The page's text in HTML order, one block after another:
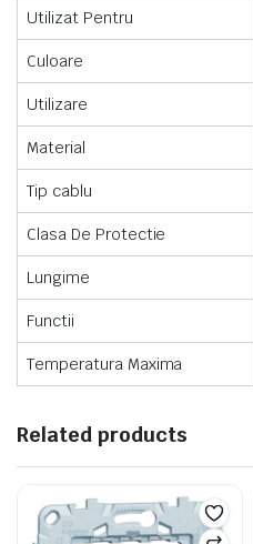
Utilizat Pentru
Culoare
Utilizare
Material
Tip cablu
Clasa De Protectie
Lungime
Functii
Temperatura Maxima
Related products